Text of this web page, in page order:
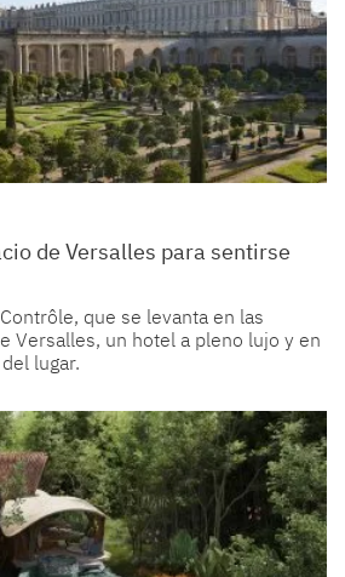
de Versalles para sentirse
que se levanta en las
Versalles, un hotel a pleno lujo y en
lugar.